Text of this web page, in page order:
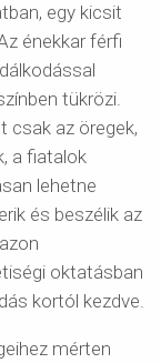
egy kicsit
énekkar férfi
tükrözi.
csak az öregek,
a fiatalok
lehetne
és beszélik az
oktatásban
kortól kezdve.
mérten